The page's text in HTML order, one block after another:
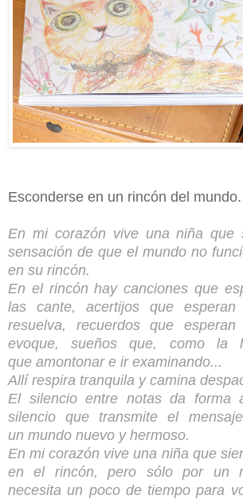
Esconderse en un rincón del mundo.
En mi corazón vive una niña que
sensación de que el mundo no
en su rincón.
En el rincón hay canciones que
las cante, acertijos que
resuelva, recuerdos que
evoque, sueños que, como la
que amontonar e ir examinando...
Allí respira tranquila y camina
El silencio entre notas da forma
silencio que transmite el
un mundo nuevo y hermoso.
En mi corazón vive una niña que
en el rincón, pero sólo por un
necesita un poco de tiempo para